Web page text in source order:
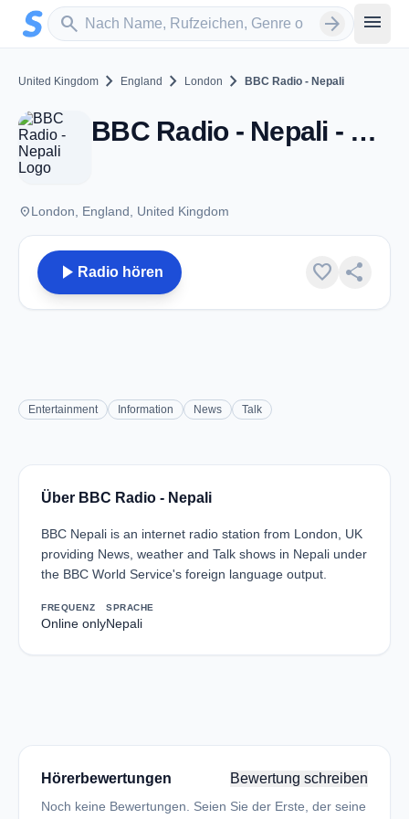
Zum Hauptinhalt springen
search
Sender suchen arrow_forward menu
United Kingdom chevron_right England chevron_right London chevron_right BBC Radio - Nepali
BBC Radio - Nepali - London
placeLondon, England, United Kingdom
play_arrow Radio hören favorite share
Entertainment Information News Talk
Über BBC Radio - Nepali
BBC Nepali is an internet radio station from London, UK
providing News, weather and Talk shows in Nepali under
the BBC World Service's foreign language output.
FREQUENZ
Online only
SPRACHE
Nepali
Hörerbewertungen Bewertung schreiben
Noch keine Bewertungen. Seien Sie der Erste, der seine